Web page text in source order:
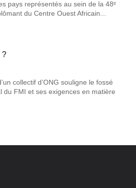
pays représentés au sein de la 48ᵉ
du Centre Ouest Africain...
?
collectif d’ONG souligne le fossé
du FMI et ses exigences en matière